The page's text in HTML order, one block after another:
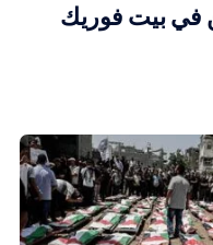
في بيت فوريك